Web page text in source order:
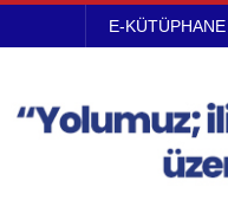
E-KÜTÜPHANE